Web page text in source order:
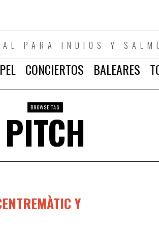
PARA INDIOS Y
CONCIERTOS BALEARES
BROWSE TAG
PITCH
Y